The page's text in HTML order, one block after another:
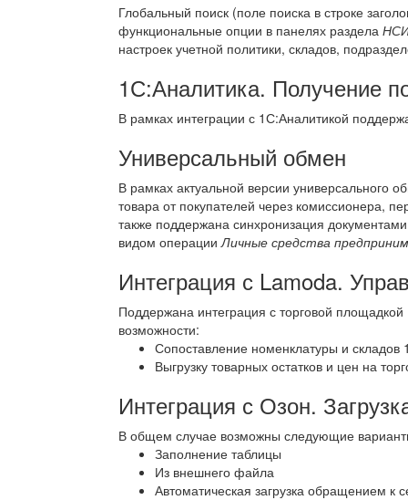
Глобальный поиск (поле поиска в строке
функциональные опции в панелях раздела
настроек учетной политики, складов,
1С:Аналитика. Получение
В рамках интеграции с 1С:Аналитикой
Универсальный обмен
В рамках актуальной версии универсального
товара от покупателей через комиссионера,
также поддержана синхронизация
видом операцииЛичные средства
Интеграция с Lamoda.
Поддержана интеграция с торговой
возможности:
Сопоставление номенклатуры и
Выгрузку товарных остатков и цен на
Интеграция с Озон.
В общем случае возможны следующие
Заполнение таблицы
Из внешнего файла
Автоматическая загрузка обращением к